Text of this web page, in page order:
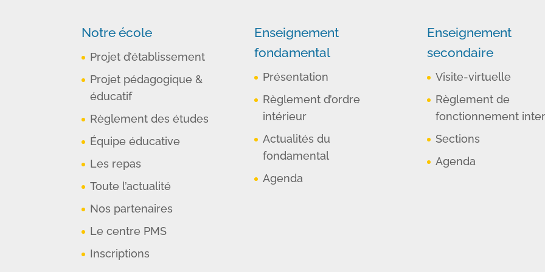
Notre école
Projet d’établissement
Projet pédagogique &
éducatif
Règlement des études
Équipe éducative
Les repas
Toute l’actualité
Nos partenaires
Le centre PMS
Inscriptions
Enseignement
fondamental
Présentation
Règlement d’ordre
intérieur
Actualités du
fondamental
Agenda
Enseignement
secondaire
Visite-virtuelle
Règlement de
fonctionnement
Sections
Agenda